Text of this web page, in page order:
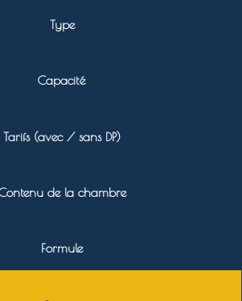
Type
Capacité
Tarifs (avec / sans DP)
de la chambre
Formule